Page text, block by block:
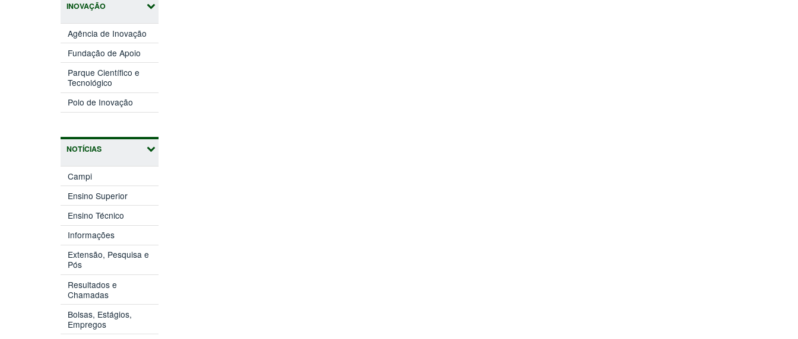
INOVAÇÃO
Agência de Inovação
em
janela)
Fundação de Apoio
em
Parque Científico e
Tecnológico
em
nova
janela)
Polo de Inovação
em
NOTÍCIAS
Campi
Ensino Superior
Ensino Técnico
Informações
Extensão, Pesquisa e
Pós
Resultados e
Chamadas
Bolsas, Estágios,
Empregos